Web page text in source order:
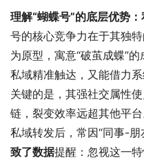
理解“蝴蝶号”的底层优势
号的核心竞争力在于其独
为原型，寓意“破茧成蝶”
私域精准触达，又能借力
关键的是，其强社交属性
链，裂变效率远超其他平
私域转发后，常因“同事-朋
致了数据提醒：忽视这一